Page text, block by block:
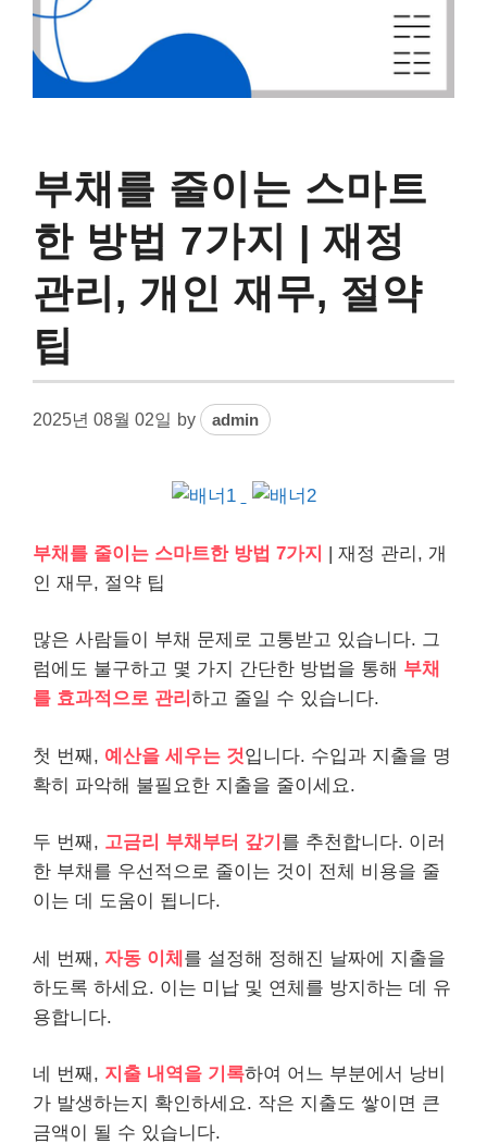
부채를 줄이는 스마트
한 방법 7가지 | 재정
관리, 개인 재무, 절약
팁
2025년 08월 02일 by admin
부채를 줄이는 스마트한 방법 7가지 | 재정 관리, 개
인 재무, 절약 팁
많은 사람들이 부채 문제로 고통받고 있습니다. 그
럼에도 불구하고 몇 가지 간단한 방법을 통해 부채
를 효과적으로 관리 하고 줄일 수 있습니다.
첫 번째, 예산을 세우는 것입니다. 수입과 지출을 명
확히 파악해 불필요한 지출을 줄이세요.
두 번째, 고금리 부채부터 갚기 를 추천합니다. 이러
한 부채를 우선적으로 줄이는 것이 전체 비용을 줄
이는 데 도움이 됩니다.
세 번째, 자동 이체 를 설정해 정해진 날짜에 지출을
하도록 하세요. 이는 미납 및 연체를 방지하는 데 유
용합니다.
네 번째, 지출 내역을 기록하여 어느 부분에서 낭비
가 발생하는지 확인하세요. 작은 지출도 쌓이면 큰
금액이 될 수 있습니다.